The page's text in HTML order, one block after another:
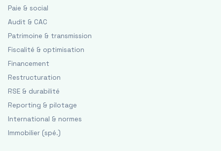
Paie & social
Audit & CAC
Patrimoine & transmission
Fiscalité & optimisation
Financement
Restructuration
RSE & durabilité
Reporting & pilotage
International & normes
Immobilier (spé.)